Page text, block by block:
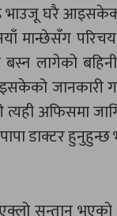
घरै आइसकेको
मान्छेसँग
लागेको
जानकारी
त्यही अफिसमा
डाक्टर